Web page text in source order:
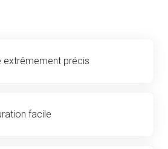
extrêmement précis
facile